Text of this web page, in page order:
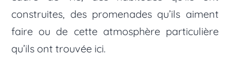
construites, des promenades qu’ils aiment
faire ou de cette atmosphère particulière
qu’ils ont trouvée ici.